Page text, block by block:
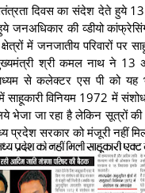
दिवस का संदेश देते हुये
जनअधिकार की व्डीयो
में जनजातीय परिवारों पर
श्री कमल नाथ ने 13
से कलेक्टर एस पी को यह
साहूकारी विनियम 1972 में
भेजा जा रहा है लेकिन सूत्रों
प्रदेश सरकार को मंजूरी नहीं